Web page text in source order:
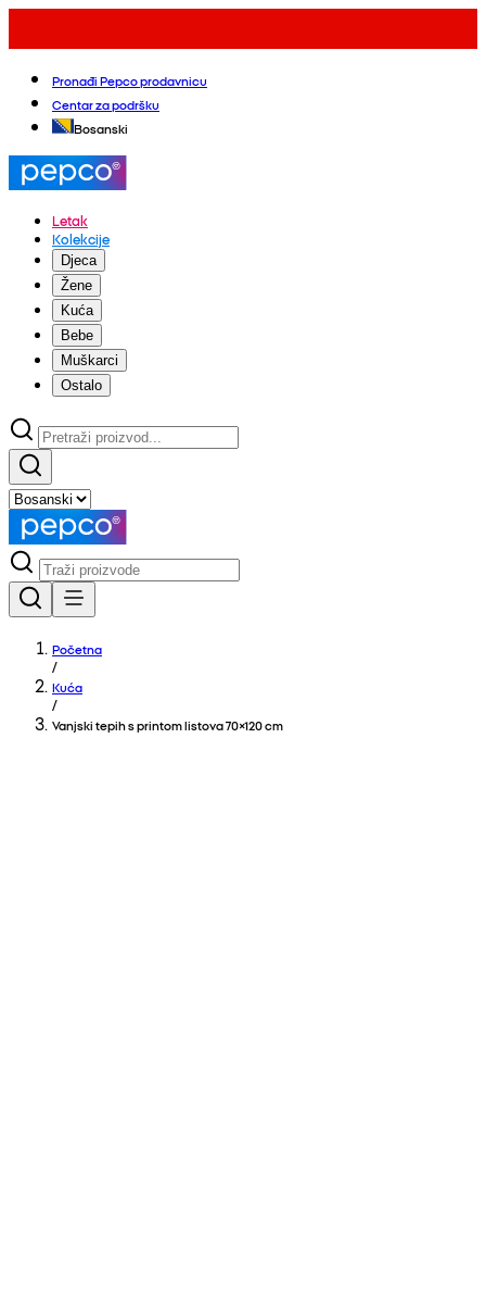
Pronađi Pepco prodavnicu
Centar za podršku
Bosanski
Letak
Kolekcije
Djeca
Žene
Kuća
Bebe
Muškarci
Ostalo
Početna
/
Kuća
/
Vanjski tepih s printom listova 70×120 cm